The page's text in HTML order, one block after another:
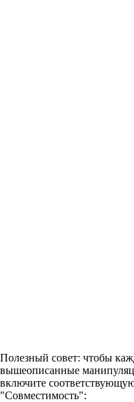
Полезный совет: чтобы
вышеописанные
включите
"Совместимость":